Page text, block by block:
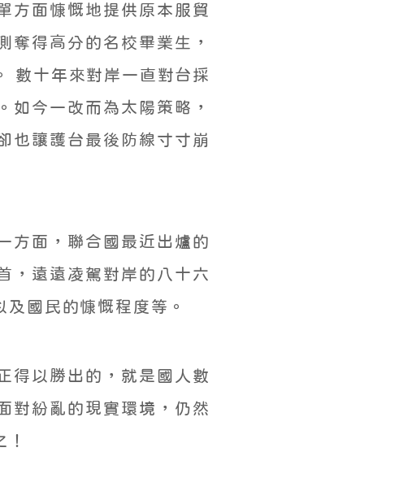
方面慷慨地提供原本服貿
奪得高分的名校畢業生，
數十年來對岸一直對台採
如今一改而為太陽策略，
也讓護台最後防線寸寸崩
方面，聯合國最近出爐的
，遠遠凌駕對岸的八十六
國民的慷慨程度等。
得以勝出的，就是國人數
對紛亂的現實環境，仍然